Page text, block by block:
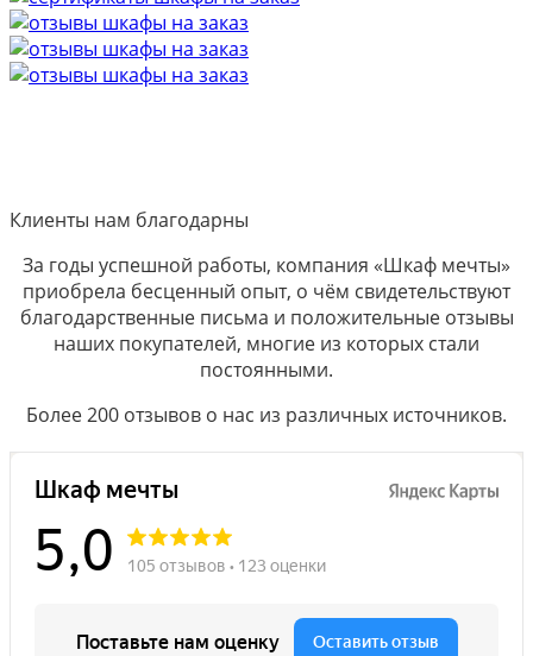
Клиенты нам благодарны
За годы успешной работы, компания «Шкаф мечты»
приобрела бесценный опыт, о чём свидетельствуют
благодарственные письма и положительные отзывы
наших покупателей, многие из которых стали
постоянными.
Более 200 отзывов о нас из различных источников.